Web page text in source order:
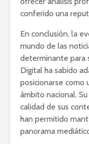
conferido una
En conclusión, la
mundo de las
determinante para
Digital ha sabido
posicionarse como
ámbito nacional.
calidad de sus
han permitido
panorama